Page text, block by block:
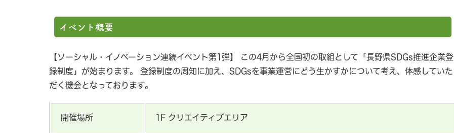
イベント概要
【ソーシャル・イノベーション連続イベント第1弾】 この4月から全国初の取組として「長野県SDGs推進企業登
録制度」が始まります。 登録制度の周知に加え、SDGsを事業運営にどう生かすかについて考え、体感していた
だく機会となっております。
開催場所 1F クリエイティブエリア